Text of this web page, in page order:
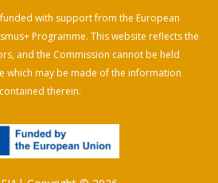
with support from the European
Programme. This website reflects the
and the Commission cannot be held
which may be made of the information
contained therein.